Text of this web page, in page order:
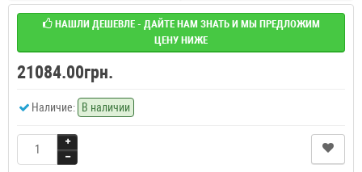
НАШЛИ ДЕШЕВЛЕ - ДАЙТЕ НАМ ЗНАТЬ И МЫ ПРЕДЛОЖИМ
ЦЕНУ НИЖЕ
21084.00грн.
Наличие: В наличии